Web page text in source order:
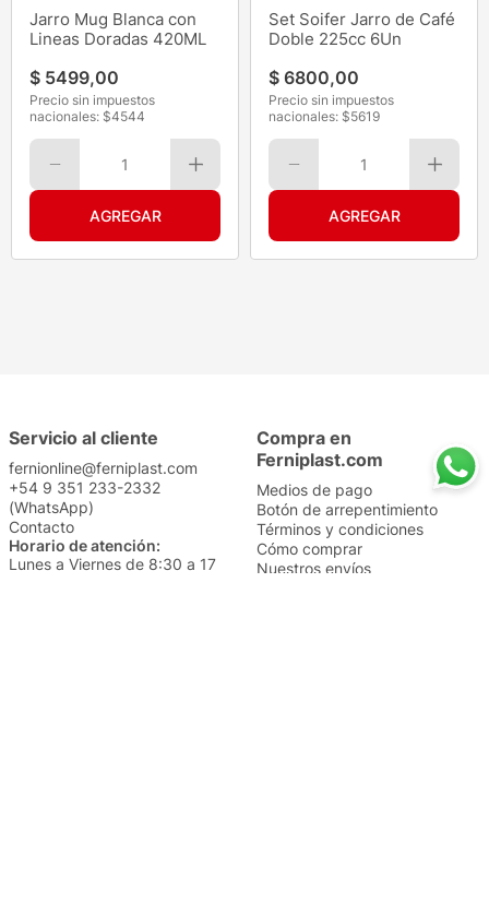
Jarro Mug Blanca con
Lineas Doradas 420ML
$ 5499,00
Precio sin impuestos
nacionales: $4544
1
Set Soifer Jarro de Café
Doble 225cc 6Un
$ 6800,00
Precio sin impuestos
nacionales: $5619
1
Servicio al cliente
fernionline@ferniplast.com
+54 9 351 233-2332
(WhatsApp)
Contacto
Horario de atención:
Lunes a Viernes de 8:30 a 17
Compra en
Ferniplast.com
Medios de pago
Botón de arrepentimiento
Términos y condiciones
Cómo comprar
Nuestros envíos